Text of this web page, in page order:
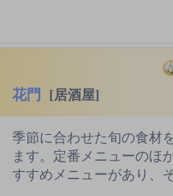
花門 [居酒屋]
季節に合わせた旬の食材
ます。定番メニューのほ
すすめメニューがあり、